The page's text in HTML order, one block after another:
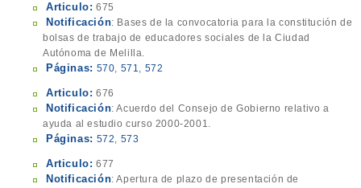
Articulo: 675
Notificación: Bases de la convocatoria para la constitución de
bolsas de trabajo de educadores sociales de la Ciudad
Autónoma de Melilla.
Páginas: 570, 571, 572
Articulo: 676
Notificación: Acuerdo del Consejo de Gobierno relativo a
ayuda al estudio curso 2000-2001.
Páginas: 572, 573
Articulo: 677
Notificación: Apertura de plazo de presentación de